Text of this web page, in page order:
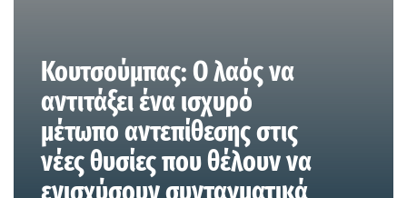
Κουτσούμπας: Ο λαός να
αντιτάξει ένα ισχυρό
μέτωπο αντεπίθεσης στις
νέες θυσίες που θέλουν να